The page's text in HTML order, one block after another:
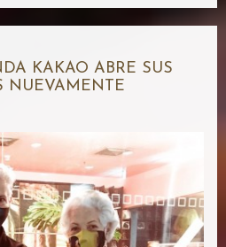
KAKAO ABRE SUS
NUEVAMENTE